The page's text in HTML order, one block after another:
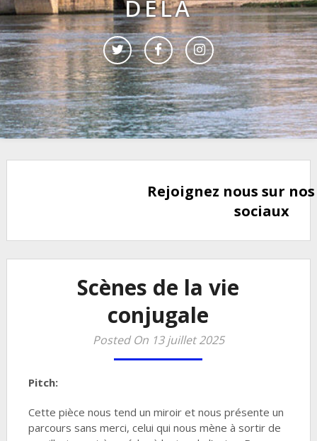
DELÀ
Rejoignez nous sur
sociaux
Scènes de la vie
conjugale
Posted On 13 juillet 2025
Pitch:
Cette pièce nous tend un miroir et nous présente un
parcours sans merci, celui qui nous mène à sortir de